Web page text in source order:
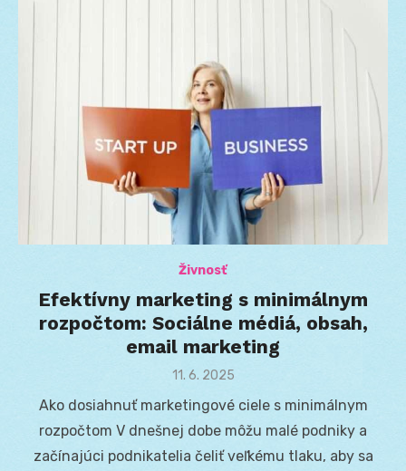
Živnosť
Efektívny marketing s minimálnym
rozpočtom: Sociálne médiá, obsah,
email marketing
Posted
11. 6. 2025
Ako dosiahnuť marketingové ciele s minimálnym
rozpočtom V dnešnej dobe môžu malé podniky a
začínajúci podnikatelia čeliť veľkému tlaku, aby sa